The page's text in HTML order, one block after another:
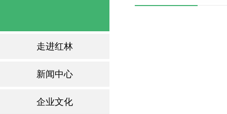
走进红林
新闻中心
企业文化